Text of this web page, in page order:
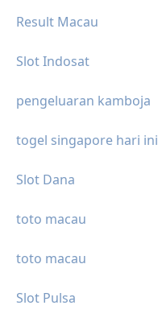
Result Macau
Slot Indosat
pengeluaran kamboja
togel singapore hari ini
Slot Dana
toto macau
toto macau
Slot Pulsa